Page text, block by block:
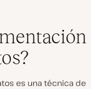
es una técnica de